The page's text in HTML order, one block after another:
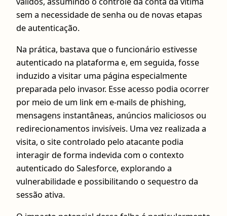
sem a necessidade de senha ou de novas etapas
de autenticação.
Na prática, bastava que o funcionário estivesse
autenticado na plataforma e, em seguida, fosse
induzido a visitar uma página especialmente
preparada pelo invasor. Esse acesso podia ocorrer
por meio de um link em e-mails de phishing,
mensagens instantâneas, anúncios maliciosos ou
redirecionamentos invisíveis. Uma vez realizada a
visita, o site controlado pelo atacante podia
interagir de forma indevida com o contexto
autenticado do Salesforce, explorando a
vulnerabilidade e possibilitando o sequestro da
sessão ativa.